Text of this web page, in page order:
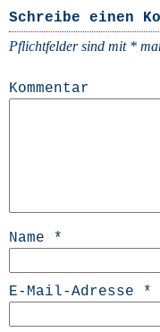
Schreibe einen
Pflichtfelder sind mit *
Kommentar
Name *
E-Mail-Adresse *